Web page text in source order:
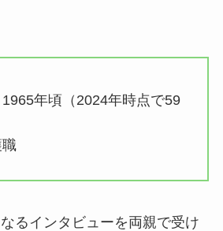
年頃（2024年時点で59
るインタビューを両親で受け